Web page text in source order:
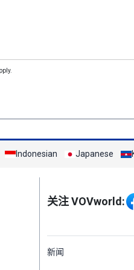
Indonesian Japanese
Mạng xã
关注 VOVworld:
Menu
新闻